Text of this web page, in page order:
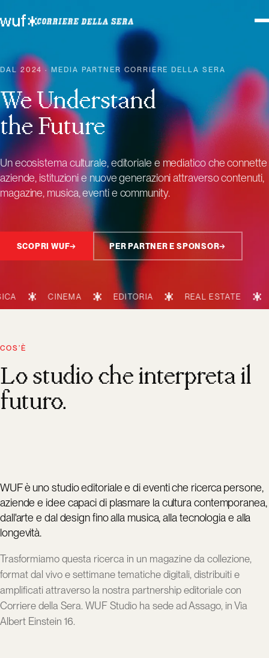
DAL 2024 · MEDIA PARTNER CORRIERE DELLA SERA
We Understand
the Future
Un ecosistema culturale, editoriale e mediatico che connette
aziende, istituzioni e nuove generazioni attraverso contenuti,
magazine, musica, eventi e community.
SCOPRI WUF→ PER PARTNER E SPONSOR→
CINEMA EDITORIA REAL ESTATE
COS’È
Lo studio che interpreta il
futuro.
WUF è uno studio editoriale e di eventi che ricerca persone,
aziende e idee capaci di plasmare la cultura contemporanea,
dall'arte e dal design fino alla musica, alla tecnologia e alla
longevità.
Trasformiamo questa ricerca in un magazine da collezione,
format dal vivo e settimane tematiche digitali, distribuiti e
amplificati attraverso la nostra partnership editoriale con
Corriere della Sera. WUF Studio ha sede ad Assago, in Via
Albert Einstein 16.